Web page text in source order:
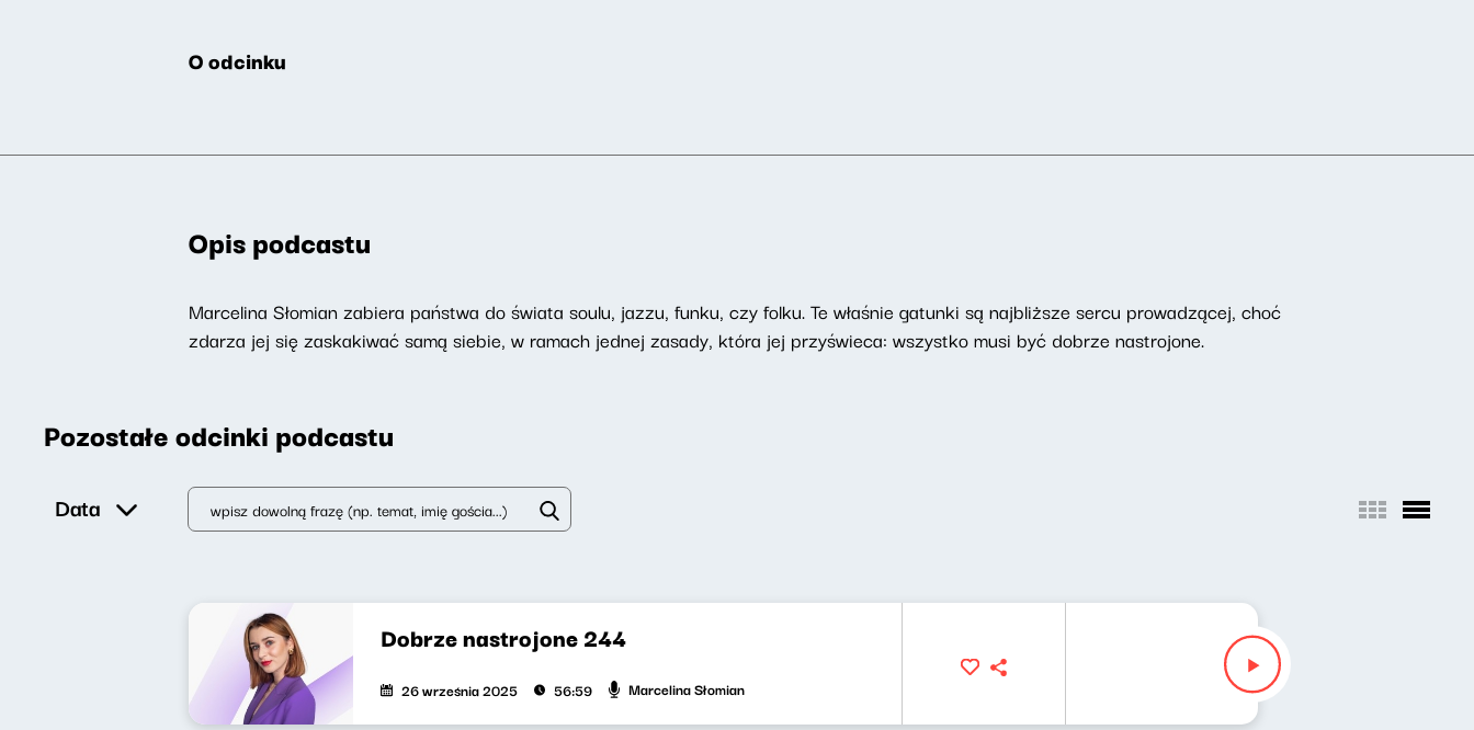
O odcinku
Opis podcastu
Marcelina Słomian zabiera państwa do świata soulu, jazzu, funku, czy folku. Te właśnie gatunki są najbliższe sercu prowadzącej, choć
zdarza jej się zaskakiwać samą siebie, w ramach jednej zasady, która jej przyświeca: wszystko musi być dobrze nastrojone.
Pozostałe odcinki podcastu
Data
Dobrze nastrojone 244
26 września 2025 56:59 Marcelina Słomian